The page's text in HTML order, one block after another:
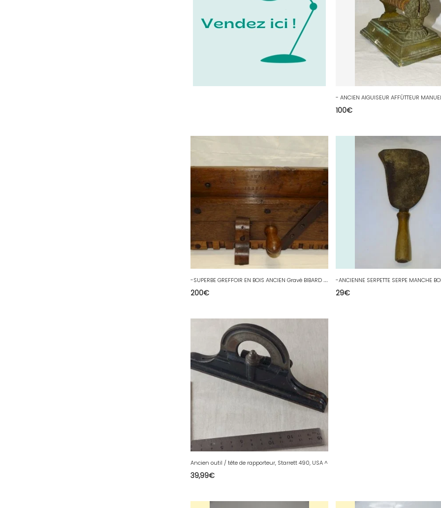
100€
-
SUPERBE GREFFOIR EN BOIS ANCIEN Gravé BIBARD à JARNAC COLLECTION OUTIL ANCIEN D
200€
29€
Ancien outil / tête de rapporteur, Starrett 490, USA ^
39,99€